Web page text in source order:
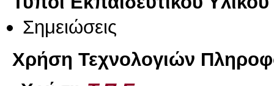
Σημειώσεις
Χρήση Τεχνολογιών